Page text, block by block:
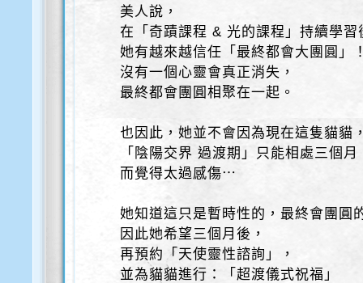
美人說，
在「奇蹟課程 & 光的課程」持續學習
她有越來越信任「最終都會大團圓」
沒有一個心靈會真正消失，
最終都會團圓相聚在一起。
也因此，她並不會因為現在這隻貓貓
「陰陽交界 過渡期」只能相處三個月
而覺得太過感傷⋯
她知道這只是暫時性的，最終會團圓
因此她希望三個月後，
再預約「天使靈性諮詢」，
並為貓貓進行：「超渡儀式祝福」